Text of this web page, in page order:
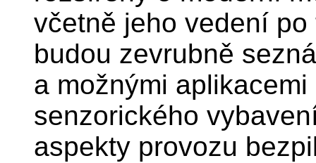
včetně jeho vedení
budou zevrubně
a možnými
senzorického
aspekty provozu